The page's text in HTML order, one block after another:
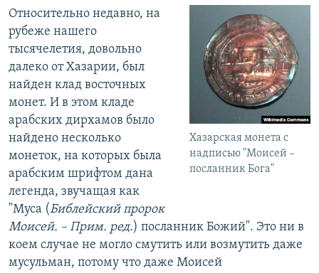
Хазарская монета с
надписью "Моисей –
посланник Бога"
Относительно недавно, на
рубеже нашего
тысячелетия, довольно
далеко от Хазарии, был
найден клад восточных
монет. И в этом кладе
арабских дирхамов было
найдено несколько
монеток, на которых была
арабским шрифтом дана
легенда, звучащая как
"Муса (Библейский пророк
Моисей. – Прим. ред.) посланник Божий". Это ни в
коем случае не могло смутить или возмутить даже
мусульман, потому что даже Моисей